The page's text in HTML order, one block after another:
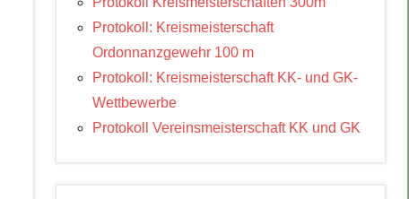
Protokoll: Kreismeisterschaft
Ordonnanzgewehr 100 m
Protokoll: Kreismeisterschaft KK- und GK-
Wettbewerbe
Protokoll Vereinsmeisterschaft KK und GK